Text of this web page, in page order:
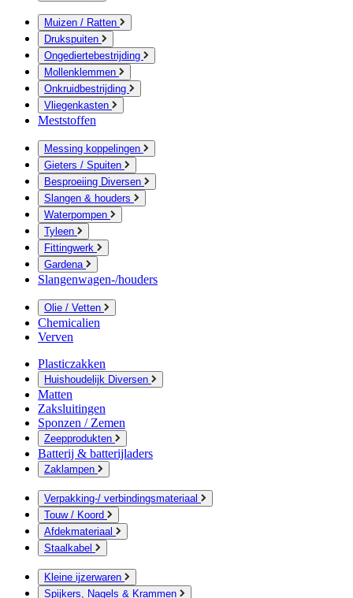
Muizen / Ratten
Drukspuiten
Ongediertebestrijding
Mollenklemmen
Onkruidbestrijding
Vliegenkasten
Meststoffen
Messing koppelingen
Gieters / Spuiten
Besproeiing Diversen
Slangen & houders
Waterpompen
Tyleen
Fittingwerk
Gardena
Slangenwagen-/houders
Olie / Vetten
Chemicalien
Verven
Plasticzakken
Huishoudelijk Diversen
Matten
Zaksluitingen
Sponzen / Zemen
Zeepprodukten
Batterij & batterijladers
Zaklampen
Verpakking-/ verbindingsmateriaal
Touw / Koord
Afdekmateriaal
Staalkabel
Kleine ijzerwaren
Spijkers, Nagels & Krammen